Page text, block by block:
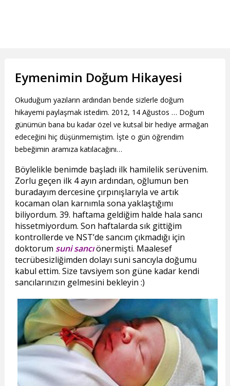
Eymenimin Doğum Hikayesi
Okuduğum yazıların ardından bende sizlerle doğum
hikayemi paylaşmak istedim. 2012, 14 Ağustos … Doğum
günümün bana bu kadar özel ve kutsal bir hediye armağan
edeceğini hiç düşünmemiştim. İşte o gün öğrendim
bebeğimin aramıza katılacağını…
Böylelikle benimde başladı ilk hamilelik serüvenim.
Zorlu geçen ilk 4 ayın ardından, oğlumun ben
buradayım dercesine çırpınışlarıyla ve artık
kocaman olan karnımla sona yaklaştığımı
biliyordum. 39. haftama geldiğim halde hala sancı
hissetmiyordum. Son haftalarda sık gittiğim
kontrollerde ve NST’de sancım çıkmadığı için
doktorum suni sancıönermişti. Maalesef
tecrübesizliğimden dolayı suni sancıyla doğumu
kabul ettim. Size tavsiyem son güne kadar kendi
sancılarınızın gelmesini bekleyin :)